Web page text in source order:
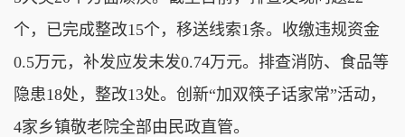
个，已完成整改15个，移送线索1条。收缴违规资金
0.5万元，补发应发未发0.74万元。排查消防、食品等
隐患18处，整改13处。创新“加双筷子话家常”活动，
4家乡镇敬老院全部由民政直管。